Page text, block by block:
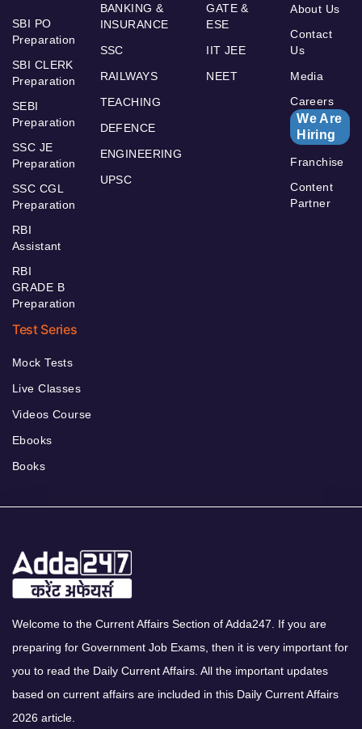
SBI PO
Preparation
SBI CLERK
Preparation
SEBI
Preparation
SSC JE
Preparation
SSC CGL
Preparation
RBI
Assistant
RBI
GRADE B
Preparation
BANKING &
INSURANCE
SSC
RAILWAYS
TEACHING
DEFENCE
ENGINEERING
UPSC
GATE &
ESE
IIT JEE
NEET
About Us
Contact
Us
Media
Careers
We Are
Hiring
Franchise
Content
Partner
Test Series
Mock Tests
Live Classes
Videos Course
Ebooks
Books
Welcome to the Current Affairs Section of Adda247. If you are
preparing for Government Job Exams, then it is very important for
you to read the Daily Current Affairs. All the important updates
based on current affairs are included in this Daily Current Affairs
2026 article.